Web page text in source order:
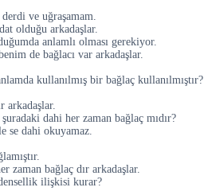
ve uğraşamam.
olduğu arkadaşlar.
anlamlı olması gerekiyor.
de bağlacı var arkadaşlar.
kullanılmış bir bağlaç kullanılmıştır?
arkadaşlar.
dahi her zaman bağlaç mıdır?
se dahi okuyamaz.
zaman bağlaç dır arkadaşlar.
ilişkisi kurar?